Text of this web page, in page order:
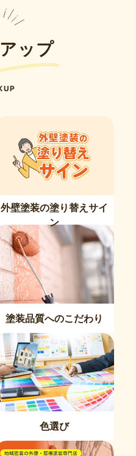
ップ
外壁塗装の塗り替えサイ
ン
塗装品質へのこだわり
色選び